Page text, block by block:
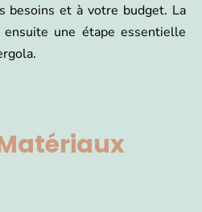
besoins et à votre budget. La
une étape essentielle